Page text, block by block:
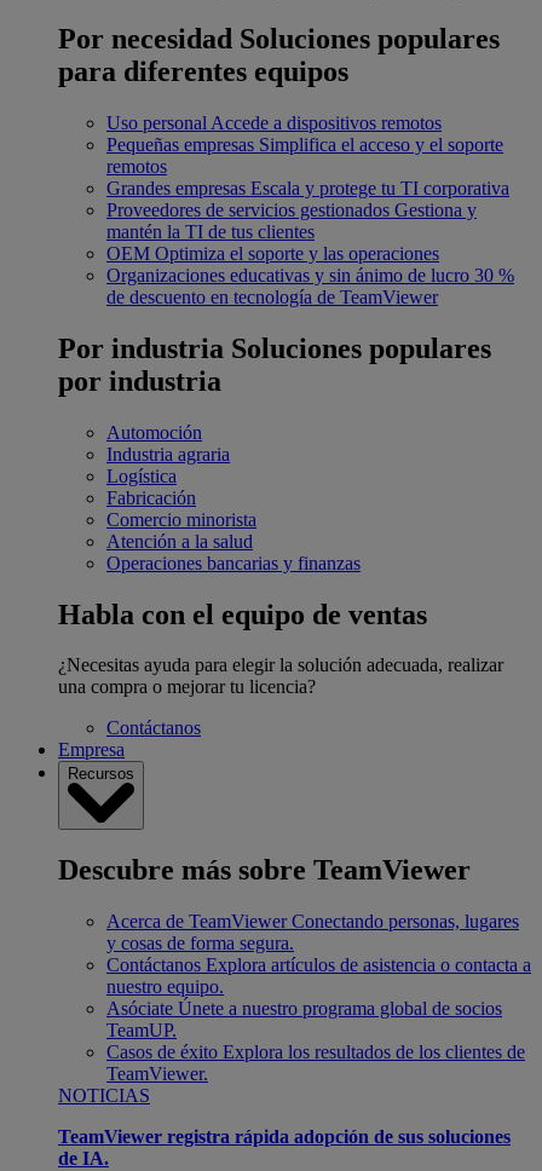
Por necesidad Soluciones populares
para diferentes equipos
Uso personal Accede a dispositivos remotos
Pequeñas empresas Simplifica el acceso y el soporte
remotos
Grandes empresas Escala y protege tu TI corporativa
Proveedores de servicios gestionados Gestiona y
mantén la TI de tus clientes
OEM Optimiza el soporte y las operaciones
Organizaciones educativas y sin ánimo de lucro 30 %
de descuento en tecnología de TeamViewer
Por industria Soluciones populares
por industria
Automoción
Industria agraria
Logística
Fabricación
Comercio minorista
Atención a la salud
Operaciones bancarias y finanzas
Habla con el equipo de ventas
¿Necesitas ayuda para elegir la solución adecuada, realizar
una compra o mejorar tu licencia?
Contáctanos
Empresa
Recursos
Descubre más sobre TeamViewer
Acerca de TeamViewer Conectando personas, lugares
y cosas de forma segura.
Contáctanos Explora artículos de asistencia o contacta a
nuestro equipo.
Asóciate Únete a nuestro programa global de socios
TeamUP.
Casos de éxito Explora los resultados de los clientes de
TeamViewer.
NOTICIAS
TeamViewer registra rápida adopción de sus soluciones
de IA.